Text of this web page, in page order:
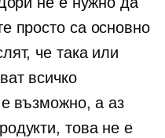
просто са основно
че така или
всичко
възможно, а аз
това не е